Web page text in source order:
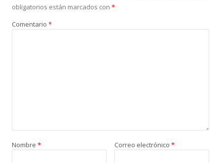
obligatorios están marcados con *
Comentario *
Nombre * Correo electrónico *